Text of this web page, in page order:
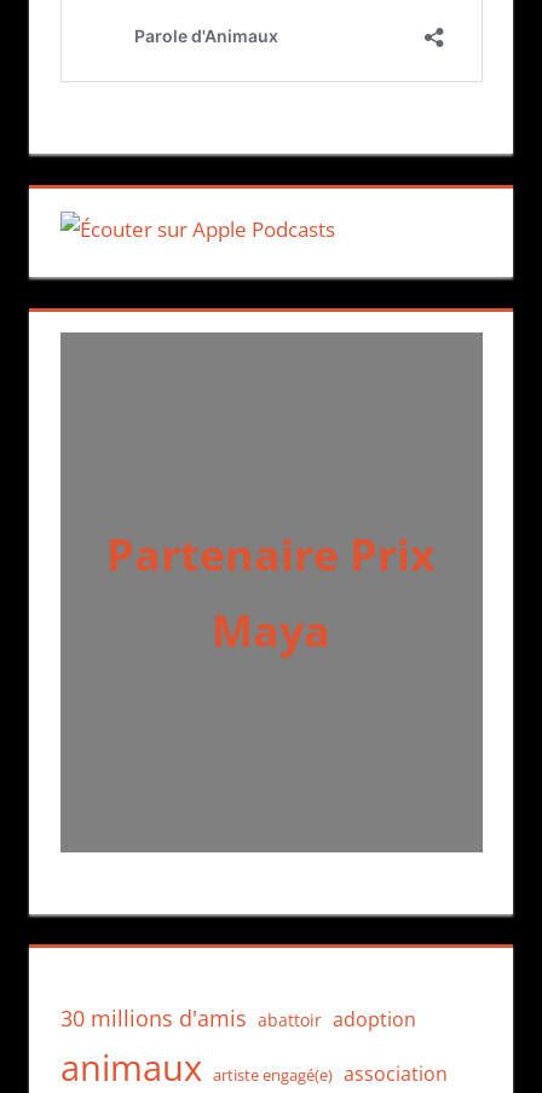
Partenaire Prix
Maya
30 millions d'amis abattoir adoption
animaux artiste engagé(e) association